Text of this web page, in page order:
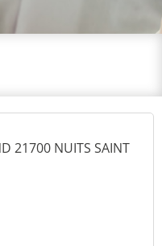
21700 NUITS SAINT